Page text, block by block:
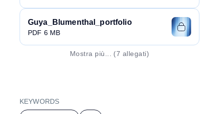
Guya_Blumenthal_portfolio
PDF 6 MB
Mostra più... (7 allegati)
KEYWORDS